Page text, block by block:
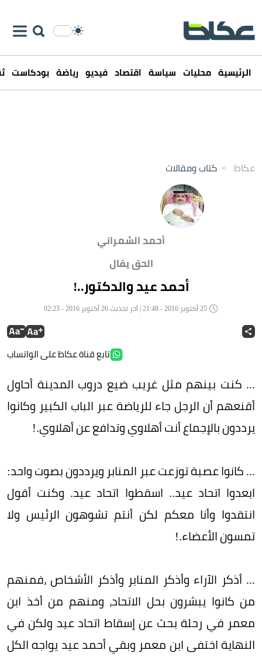
الرئيسية محليات سياسة اقتصاد فيديو رياضة بودكاست
عكاظ > كتاب ومقالات
أحمد الشمراني
الحق يقال
أحمد عيد والدكتور..!
تابع قناة عكاظ على الواتساب
... كنت بينهم مثل غريب ضيع دروب المدينة أحاول
أقنعهم أن الرجل جاء للرياضة عبر الباب الكبير وكانوا
يرددون بالإجماع أنت أهلاوي وتدافع عن أهلاوي.!
... كانوا عصبة توزعت عبر المنابر ويرددون بصوت واحد:
ابعدوا اتحاد عيد.. اسقطوا اتحاد عيد. وكنت أقول
انتقدوا وأنا معكم لكن أنتم تشوهون الرئيس ولا
تمسون الأعضاء.!
... أذكر الآراء وأذكر المنابر وأذكر الأشخاص ،فمنهم
من كانوا يبشرون بحل الاتحاد، ومنهم من أخذ ابن
معمر في رحلة بحث عن إسقاط اتحاد عيد ولكن في
النهاية اختفى ابن معمر وبقي أحمد عيد يواجه الكل